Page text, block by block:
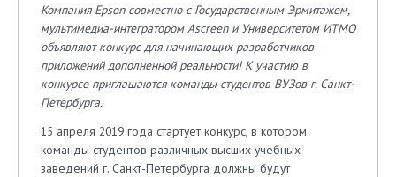
Компания Epson совместно с Государственным Эрмитажем,
мультимедиа-интегратором Ascreen и Университетом ИТМО
объявляют конкурс для начинающих разработчиков
приложений дополненной реальности! К участию в
конкурсе приглашаются команды студентов ВУЗов г. Санкт-
Петербурга.
15 апреля 2019 года стартует конкурс, в котором
команды студентов различных высших учебных
заведений г. Санкт-Петербурга должны будут